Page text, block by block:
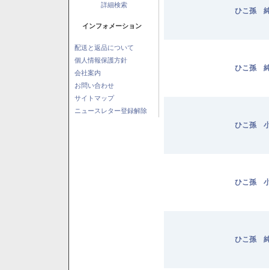
詳細検索
インフォメーション
配送と返品について
個人情報保護方針
会社案内
お問い合わせ
サイトマップ
ニュースレター登録解除
ひこ孫
ひこ孫
ひこ孫
ひこ孫
ひこ孫